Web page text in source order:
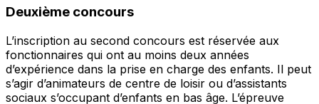
Deuxième concours
L’inscription au second concours est réservée aux
fonctionnaires qui ont au moins deux années
d’expérience dans la prise en charge des enfants. Il peut
s’agir d’animateurs de centre de loisir ou d’assistants
sociaux s’occupant d’enfants en bas âge. L’épreuve